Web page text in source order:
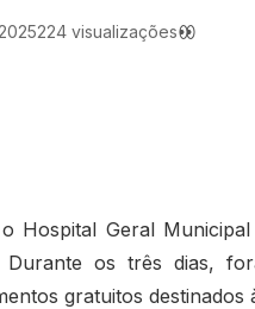
224 visualizações
Hospital Geral
os três dias,
gratuitos destinados